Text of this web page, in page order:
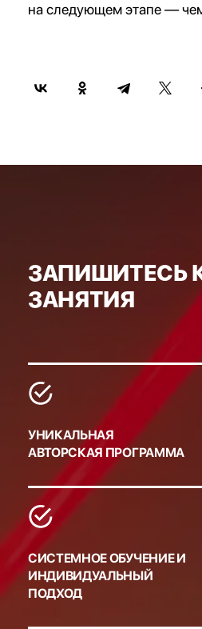
на следующем этапе —
ЗАПИШИТЕСЬ
ЗАНЯТИЯ
УНИКАЛЬНАЯ
АВТОРСКАЯ ПРОГРАММА
СИСТЕМНОЕ ОБУЧЕНИЕ И
ИНДИВИДУАЛЬНЫЙ
ПОДХОД